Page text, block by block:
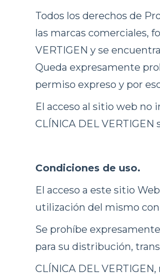
Todos los derechos de
las marcas comerciales,
VERTIGEN y se
Queda expresamente
permiso expreso y por
El acceso al sitio web no
CLÍNICA DEL
Condiciones de uso.
El acceso a este sitio
utilización del mismo
Se prohíbe
para su distribución,
CLÍNICA DEL